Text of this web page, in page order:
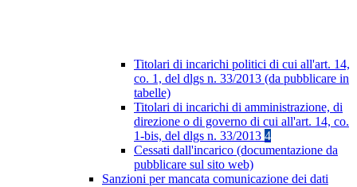
Titolari di incarichi politici di cui all'art. 14,
co. 1, del dlgs n. 33/2013 (da pubblicare in
tabelle)
Titolari di incarichi di amministrazione, di
direzione o di governo di cui all'art. 14, co.
1-bis, del dlgs n. 33/2013 4
Cessati dall'incarico (documentazione da
pubblicare sul sito web)
Sanzioni per mancata comunicazione dei dati